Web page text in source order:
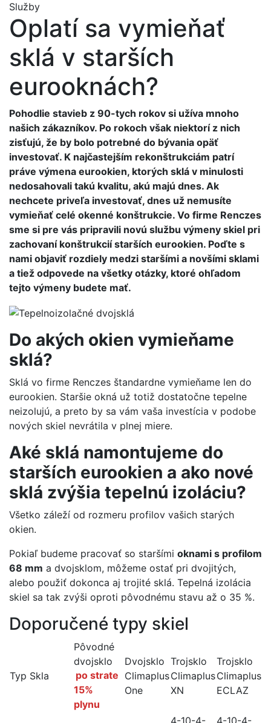
Služby
Oplatí sa vymieňať
sklá v starších
eurooknách?
Pohodlie stavieb z 90-tych rokov si užíva mnoho
našich zákazníkov. Po rokoch však niektorí z nich
zisťujú, že by bolo potrebné do bývania opäť
investovať. K najčastejším rekonštrukciám patrí
práve výmena eurookien, ktorých sklá v minulosti
nedosahovali takú kvalitu, akú majú dnes. Ak
nechcete priveľa investovať, dnes už nemusíte
vymieňať celé okenné konštrukcie. Vo firme Renczes
sme si pre vás pripravili novú službu výmeny skiel pri
zachovaní konštrukcií starších eurookien. Poďte s
nami objaviť rozdiely medzi staršími a novšími sklami
a tiež odpovede na všetky otázky, ktoré ohľadom
tejto výmeny budete mať.
Do akých okien vymieňame
sklá?
Sklá vo firme Renczes štandardne vymieňame len do
eurookien. Staršie okná už totiž dostatočne tepelne
neizolujú, a preto by sa vám vaša investícia v podobe
nových skiel nevrátila v plnej miere.
Aké sklá namontujeme do
starších eurookien a ako nové
sklá zvýšia tepelnú izoláciu?
Všetko záleží od rozmeru profilov vašich starých
okien.
Pokiaľ budeme pracovať so staršími oknami s profilom
68 mm a dvojsklom, môžeme ostať pri dvojitých,
alebo použiť dokonca aj trojité sklá. Tepelná izolácia
skiel sa tak zvýši oproti pôvodnému stavu až o 35 %.
Doporučené typy skiel
Typ Skla
Pôvodné
dvojsklo
po strate
15%
plynu
Dvojsklo
Climaplus
One
Trojsklo
Climaplus
XN
Trojsklo
Climaplus
ECLAZ
4-10-4- 4-10-4-